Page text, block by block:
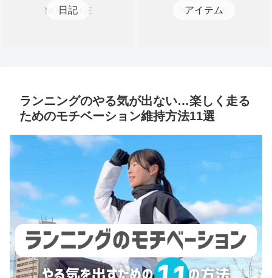
日記 アイテム
ランニングのやる気が出ない…楽しく走る
ためのモチベーション維持方法11選